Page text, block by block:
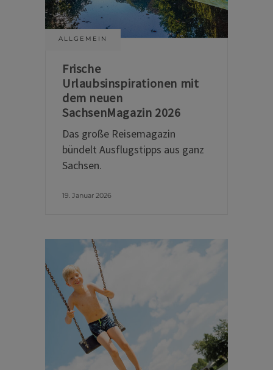
ALLGEMEIN
Frische
Urlaubsinspirationen mit
dem neuen
SachsenMagazin 2026
Das große Reisemagazin
bündelt Ausflugstipps aus ganz
Sachsen.
19. Januar 2026